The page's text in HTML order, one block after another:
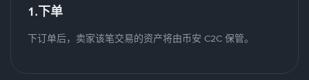
1.下单
下订单后，卖家该笔交易的资产将由币安 C2C 保管。